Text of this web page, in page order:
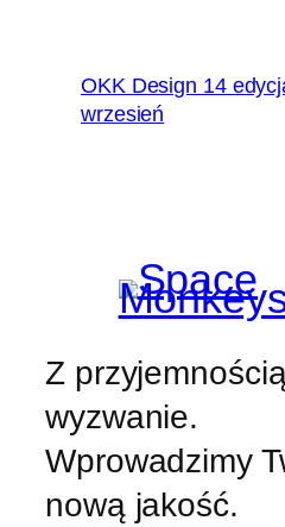
OKK Design 14
wrzesień
Z
wyzwanie.
Wprowadzimy
nową jakość.